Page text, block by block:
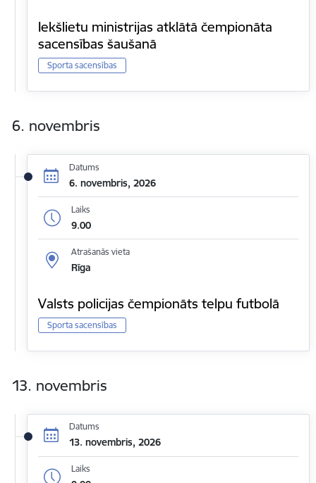
Iekšlietu ministrijas atklātā čempionāta
sacensības šaušanā
Sporta sacensības
6. novembris
Datums
6. novembris, 2026
Laiks
9.00
Atrašanās vieta
Rīga
Valsts policijas čempionāts telpu futbolā
Sporta sacensības
13. novembris
Datums
13. novembris, 2026
Laiks